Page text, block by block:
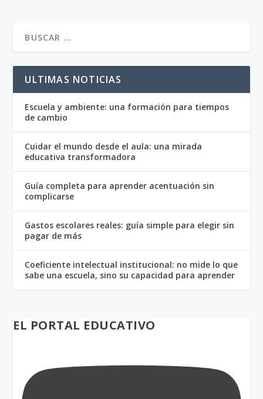
ULTIMAS NOTICIAS
Escuela y ambiente: una formación para tiempos
de cambio
Cuidar el mundo desde el aula: una mirada
educativa transformadora
Guía completa para aprender acentuación sin
complicarse
Gastos escolares reales: guía simple para elegir sin
pagar de más
Coeficiente intelectual institucional: no mide lo que
sabe una escuela, sino su capacidad para aprender
EL PORTAL EDUCATIVO